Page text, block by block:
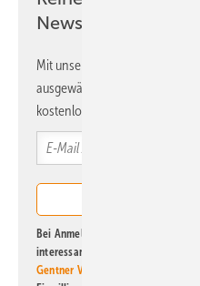
Newsletter!
Mit unserem Newsletter
ausgewählte Informationen
kostenlos direkt ins Postfach.
Bei Anmeldung zu diesem
interessante Verlags- und Online-
Gentner Verlag GmbH & Co. KG